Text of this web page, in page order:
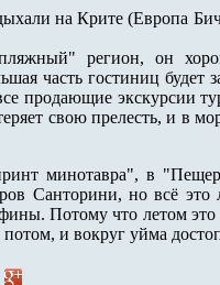
на Крите (Европа
регион, он
часть гостиниц будет
продающие экскурсии
свою прелесть, и в
минотавра", в
Санторини, но всё
Потому что летом
и вокруг уйма